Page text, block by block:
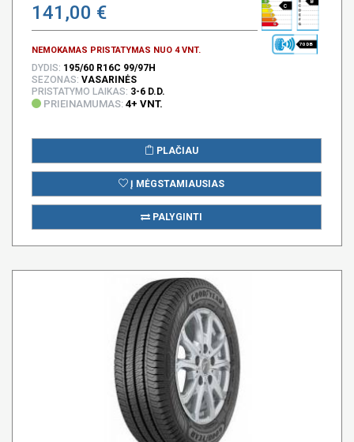
141,00 €
NEMOKAMAS PRISTATYMAS NUO 4 VNT.
C
70 DB
DYDIS: 195/60 R16C 99/97H
SEZONAS: VASARINĖS
PRISTATYMO LAIKAS: 3-6 D.D.
PRIEINAMUMAS: 4+ VNT.
PLAČIAU
Į MĖGSTAMIAUSIAS
PALYGINTI